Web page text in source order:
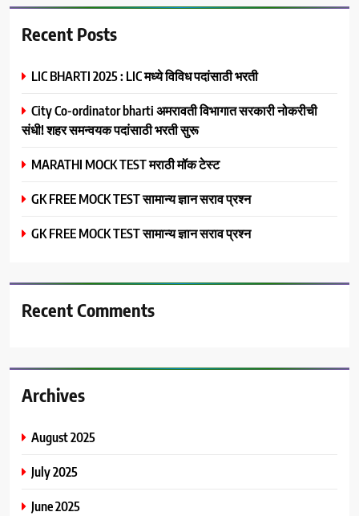
Recent Posts
LIC BHARTI 2025 : LIC मध्ये विविध पदांसाठी भरती
City Co-ordinator bharti अमरावती विभागात सरकारी नोकरीची
संधी! शहर समन्वयक पदांसाठी भरती सुरू
MARATHI MOCK TEST मराठी मॉक टेस्ट
GK FREE MOCK TEST सामान्य ज्ञान सराव प्रश्न
GK FREE MOCK TEST सामान्य ज्ञान सराव प्रश्न
Recent Comments
Archives
August 2025
July 2025
June 2025